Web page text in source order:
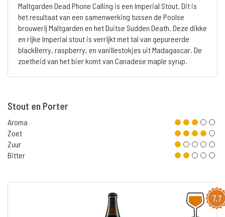
Maltgarden Dead Phone Calling is een Imperial Stout. Dit is
het resultaat van een samenwerking tussen de Poolse
brouwerij Maltgarden en het Duitse Sudden Death. Deze dikke
en rijke Imperial stout is verrijkt met tal van gepureerde
blackBerry, raspberry, en vanillestokjes uit Madagascar. De
zoetheid van het bier komt van Canadese maple syrup.
Stout en Porter
Aroma
Zoet
Zuur
Bitter
7,7